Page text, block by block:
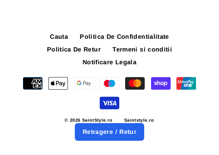
Cauta
Politica De Confidentialitate
Politica De Retur
Termeni si conditii
Notificare Legala
© 2026 SaintStyle.ro Saintstyle.ro
Retragere / Retur